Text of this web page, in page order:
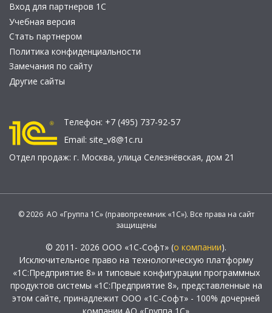
Вход для партнеров 1С
Учебная версия
Стать партнером
Политика конфиденциальности
Замечания по сайту
Другие сайты
Телефон: +7 (495) 737-92-57
Email: site_v8@1c.ru
Отдел продаж: г. Москва, улица Селезнёвская, дом 21
© 2026 АО «Группа 1С» (правопреемник «1С»). Все права на сайт
защищены
© 2011- 2026 ООО «1С-Софт» (о компании).
Исключительное право на технологическую платформу
«1С:Предприятие 8» и типовые конфигурации программных
продуктов системы «1С:Предприятие 8», представленные на
этом сайте, принадлежит ООО «1С-Софт» - 100% дочерней